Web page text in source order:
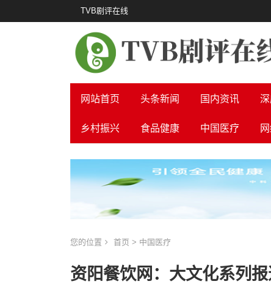
TVB剧评在线
网站首页 头条新闻 国内资讯
乡村振兴 食品健康 中国医疗
您的位置 首页 > 中国医疗
资阳餐饮网：大文化系列